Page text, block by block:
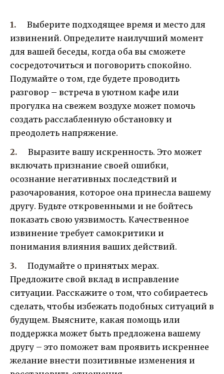
Выберите подходящее время и место для
извинений. Определите наилучший момент
для вашей беседы, когда оба вы сможете
сосредоточиться и поговорить спокойно.
Подумайте о том, где будете проводить
разговор – встреча в уютном кафе или
прогулка на свежем воздухе может помочь
создать расслабленную обстановку и
преодолеть напряжение.
Выразите вашу искренность. Это может
включать признание своей ошибки,
осознание негативных последствий и
разочарования, которое она принесла вашему
другу. Будьте откровенными и не бойтесь
показать свою уязвимость. Качественное
извинение требует самокритики и
понимания влияния ваших действий.
Подумайте о принятых мерах.
Предложите свой вклад в исправление
ситуации. Расскажите о том, что собираетесь
сделать, чтобы избежать подобных ситуаций в
будущем. Выясните, какая помощь или
поддержка может быть предложена вашему
другу – это поможет вам проявить искреннее
желание внести позитивные изменения и